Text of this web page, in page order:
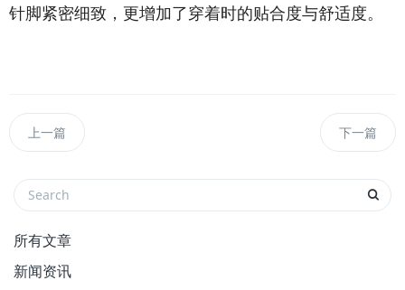
针脚紧密细致，更增加了穿着时的贴合度与舒适度。
上一篇 下一篇
所有文章
新闻资讯